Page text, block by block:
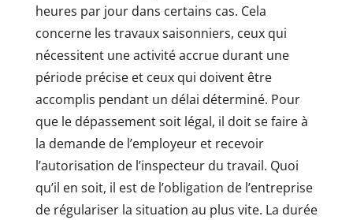
heures par jour dans certains cas. Cela
concerne les travaux saisonniers, ceux qui
nécessitent une activité accrue durant une
période précise et ceux qui doivent être
accomplis pendant un délai déterminé. Pour
que le dépassement soit légal, il doit se faire à
la demande de l’employeur et recevoir
l’autorisation de l’inspecteur du travail. Quoi
qu’il en soit, il est de l’obligation de l’entreprise
de régulariser la situation au plus vite. La durée